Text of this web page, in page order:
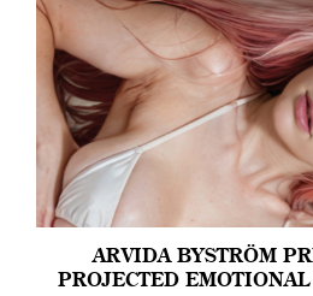
ARVIDA BYSTRÖM
PROJECTED EMOTIONAL